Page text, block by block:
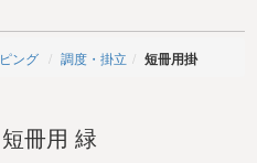
ング 調度・掛立 短冊用掛
冊用 緑